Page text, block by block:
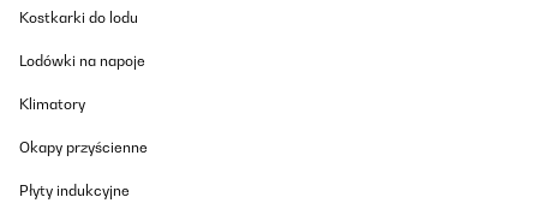
Die Uhren sitzen sicher in den Haltern und werden gleichmäßig
werde auch noch einen zweiten Kaufen, sobald ich eine weitere
Automatikuhr kaufe. Dazu kommt dass er auch super in ein kallax
ansprechenden Watch Winder für mehrere Uhren sucht, ist hier
Absolute Empfehlung.
Amazon-Benutzer
Kostkarki do lodu
Lodówki na napoje
Klimatory
Okapy przyścienne
Płyty indukcyjne